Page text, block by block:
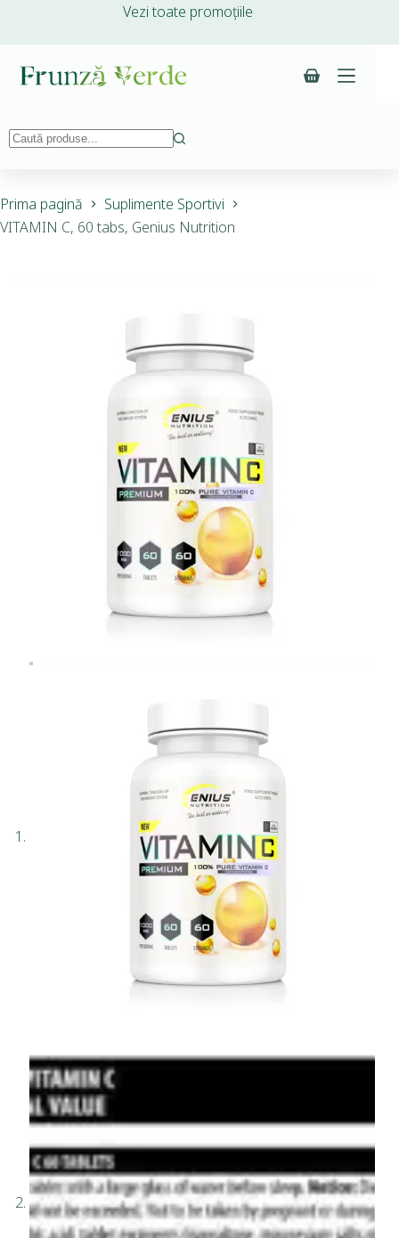
Vezi toate promoțiile
Prima pagină
Suplimente Sportivi
VITAMIN C, 60 tabs, Genius Nutrition